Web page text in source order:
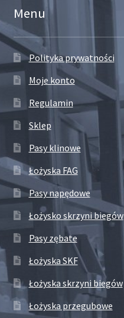
Menu
Polityka prywatności
Moje konto
Regulamin
Sklep
Pasy klinowe
Łożyska FAG
Pasy napędowe
Łożysko skrzyni biegów
Pasy zębate
Łożyska SKF
Łożyska skrzyni biegów
Łożyska przegubowe